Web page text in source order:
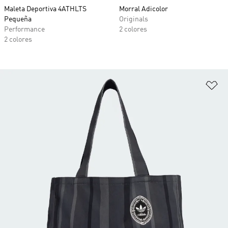
Maleta Deportiva 4ATHLTS
Pequeña
Performance
2 colores
Morral Adicolor
Originals
2 colores